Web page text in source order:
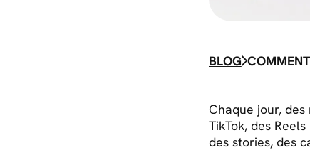
BLOG
Chaque jour,
TikTok, des
des stories, des